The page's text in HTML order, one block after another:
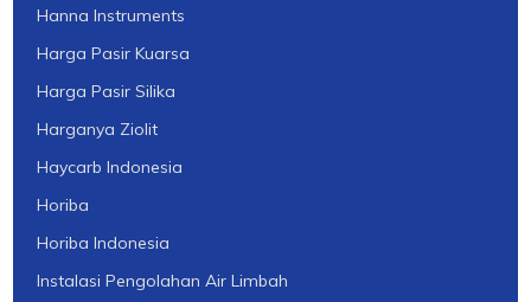
Hanna Instruments
Harga Pasir Kuarsa
Harga Pasir Silika
Harganya Ziolit
Haycarb Indonesia
Horiba
Horiba Indonesia
Instalasi Pengolahan Air Limbah